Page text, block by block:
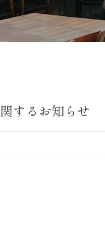
介
ド送客事業
するお知らせ